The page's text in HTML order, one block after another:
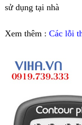
sử dụng tại nhà
Xem thêm : Các lỗi